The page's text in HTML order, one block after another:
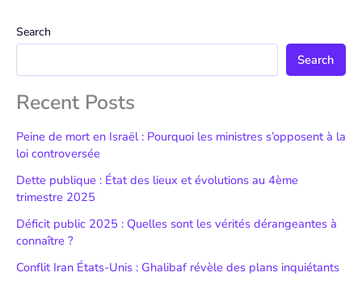
Search
Search
Recent Posts
Peine de mort en Israël : Pourquoi les ministres s’opposent à la
loi controversée
Dette publique : État des lieux et évolutions au 4ème
trimestre 2025
Déficit public 2025 : Quelles sont les vérités dérangeantes à
connaître ?
Conflit Iran États-Unis : Ghalibaf révèle des plans inquiétants